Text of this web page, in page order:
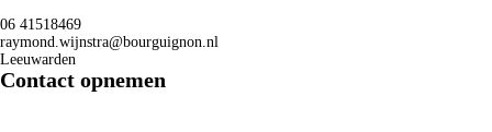
06 41518469
raymond.wijnstra@bourguignon.nl
Leeuwarden
Contact opnemen